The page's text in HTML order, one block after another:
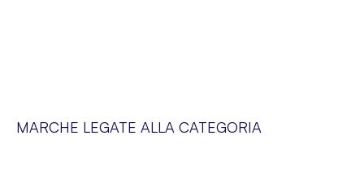
MARCHE LEGATE ALLA CATEGORIA